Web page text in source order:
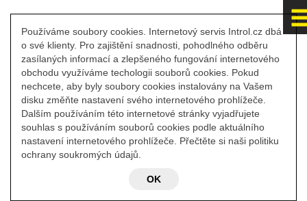
Používáme soubory cookies. Internetový servis Introl.cz dbá
o své klienty. Pro zajištění snadnosti, pohodlného odběru
zasílaných informací a zlepšeného fungování internetového
obchodu využíváme techologii souborů cookies. Pokud
nechcete, aby byly soubory cookies instalovány na Vašem
disku změňte nastavení svého internetového prohlížeče.
Dalším používáním této internetové stránky vyjadřujete
souhlas s používáním souborů cookies podle aktuálního
nastavení internetového prohlížeče. Přečtěte si naši politiku
ochrany soukromých údajů.
OK